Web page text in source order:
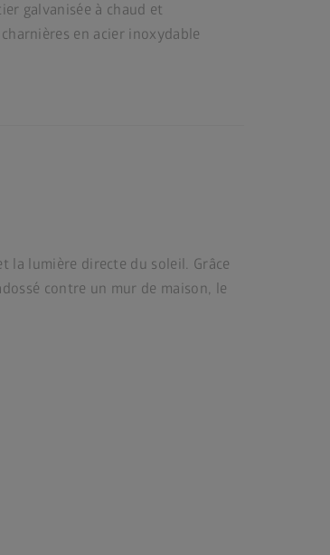
galvanisée à chaud et
en acier inoxydable
la lumière directe du soleil. Grâce
contre un mur de maison, le